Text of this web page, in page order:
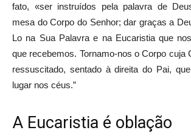
fato, «ser instruídos pela palavra de
mesa do Corpo do Senhor; dar graças a
Lo na Sua Palavra e na Eucaristia que
que recebemos. Tornamo-nos o Corpo cuja
ressuscitado, sentado à direita do Pai,
lugar nos céus.”
A Eucaristia é oblação